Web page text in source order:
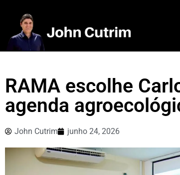
RAMA escolhe
agenda
John Cutrim junho 24, 2026